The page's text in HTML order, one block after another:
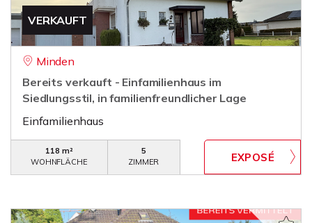
VERKAUFT
Minden
Bereits verkauft - Einfamilienhaus im
Siedlungsstil, in familienfreundlicher Lage
Einfamilienhaus
118 m²
WOHNFLÄCHE
5
ZIMMER